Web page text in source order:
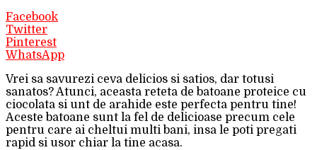
Facebook
Twitter
Pinterest
WhatsApp
Vrei sa savurezi ceva delicios si satios, dar totusi
sanatos? Atunci, aceasta reteta de batoane proteice cu
ciocolata si unt de arahide este perfecta pentru tine!
Aceste batoane sunt la fel de delicioase precum cele
pentru care ai cheltui multi bani, insa le poti pregati
rapid si usor chiar la tine acasa.